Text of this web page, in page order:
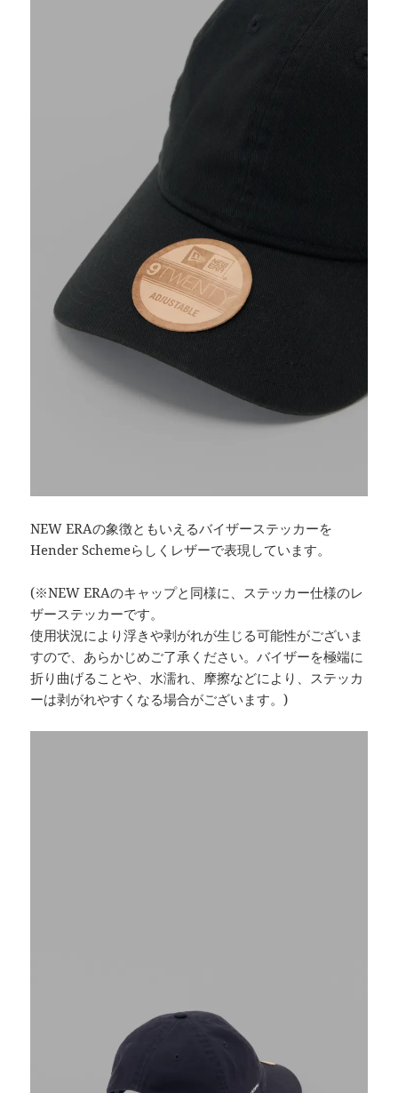
NEW ERAの象徴ともいえるバイザーステッカーを
Hender Schemeらしくレザーで表現しています。
(※NEW ERAのキャップと同様に、ステッカー仕様のレ
ザーステッカーです。
使用状況により浮きや剥がれが生じる可能性がございま
すので、あらかじめご了承ください。バイザーを極端に
折り曲げることや、水濡れ、摩擦などにより、ステッカ
ーは剥がれやすくなる場合がございます。)